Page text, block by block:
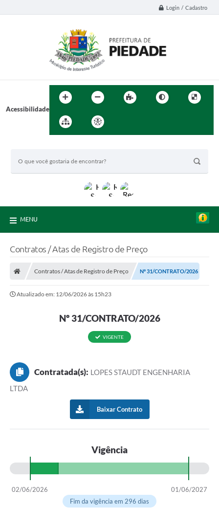
Login / Cadastro
Acessibilidade
MENU
Contratos / Atas de Registro de Preço
Contratos / Atas de Registro de Preço Nº 31/CONTRATO/2026
Atualizado em: 12/06/2026 às 15h23
Nº 31/CONTRATO/2026
VIGENTE
Contratada(s): LOPES STAUDT ENGENHARIA
LTDA
Baixar Contrato
Vigência
02/06/2026
01/06/2027
Fim da vigência em 296 dias